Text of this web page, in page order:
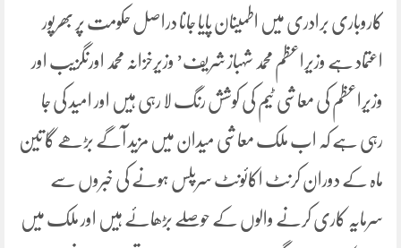
کاروباری برادری میں اطمینان پایا جانا دراصل حکومت پر بھرپور
اعتماد ہے وزیراعظم محمد شہباز شریف’ وزیرخزانہ محمد اورنگزیب اور
وزیراعظم کی معاشی ٹیم کی کوشش رنگ لا رہی ہیں اور امید کی جا
رہی ہے کہ اب ملک معاشی میدان میں مزید آگے بڑھے گا تین
ماہ کے دوران کرنٹ اکائونٹ سرپلس ہونے کی خبروں سے
سرمایہ کاری کرنے والوں کے حوصلے بڑھائے ہیں اور ملک میں